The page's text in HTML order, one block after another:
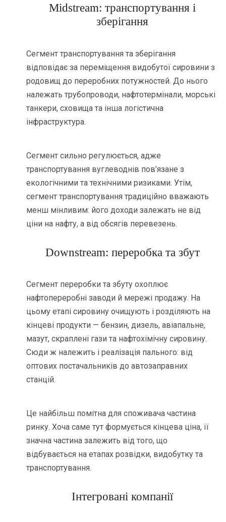
Midstream: транспортування і
зберігання
Сегмент транспортування та зберігання
відповідає за переміщення видобутої сировини з
родовищ до переробних потужностей. До нього
належать трубопроводи, нафтотермінали, морські
танкери, сховища та інша логістична
інфраструктура.
Сегмент сильно регулюється, адже
транспортування вуглеводнів пов’язане з
екологічними та технічними ризиками. Утім,
сегмент транспортування традиційно вважають
менш мінливим: його доходи залежать не від
ціни на нафту, а від обсягів перевезень.
Downstream: переробка та збут
Сегмент переробки та збуту охоплює
нафтопереробні заводи й мережі продажу. На
цьому етапі сировину очищують і розділяють на
кінцеві продукти — бензин, дизель, авіапальне,
мазут, скраплені гази та нафтохімічну сировину.
Сюди ж належить і реалізація пального: від
оптових постачальників до автозаправних
станцій.
Це найбільш помітна для споживача частина
ринку. Хоча саме тут формується кінцева ціна, її
значна частина залежить від того, що
відбувається на етапах розвідки, видобутку та
транспортування.
Інтегровані компанії